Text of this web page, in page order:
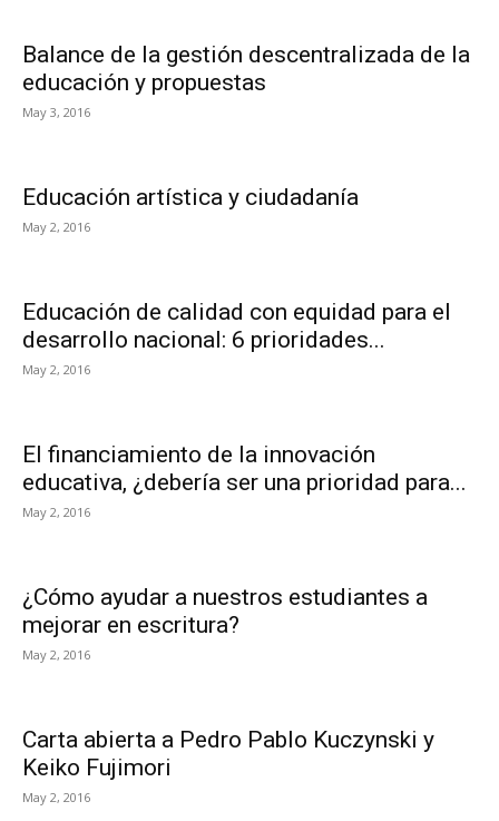
Balance de la gestión descentralizada de la
educación y propuestas
May 3, 2016
Educación artística y ciudadanía
May 2, 2016
Educación de calidad con equidad para el
desarrollo nacional: 6 prioridades...
May 2, 2016
El financiamiento de la innovación
educativa, ¿debería ser una prioridad para...
May 2, 2016
¿Cómo ayudar a nuestros estudiantes a
mejorar en escritura?
May 2, 2016
Carta abierta a Pedro Pablo Kuczynski y
Keiko Fujimori
May 2, 2016